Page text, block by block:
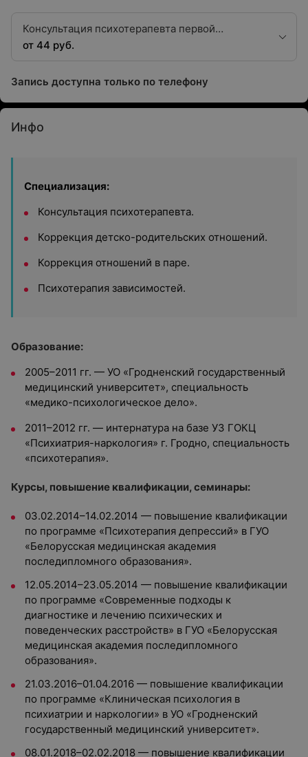
Консультация психотерапевта первой
квалификационной категории
от 44 руб.
Запись доступна только по телефону
Инфо
Специализация:
Консультация психотерапевта.
Коррекция детско-родительских отношений.
Коррекция отношений в паре.
Психотерапия зависимостей.
Образование:
2005–2011 гг. — УО «Гродненский государственный
медицинский университет», специальность
«медико-психологическое дело».
2011–2012 гг. — интернатура на базе УЗ ГОКЦ
«Психиатрия-наркология» г. Гродно, специальность
«психотерапия».
Курсы, повышение квалификации, семинары:
03.02.2014–14.02.2014 — повышение квалификации
по программе «Психотерапия депрессий» в ГУО
«Белорусская медицинская академия
последипломного образования».
12.05.2014–23.05.2014 — повышение квалификации
по программе «Современные подходы к
диагностике и лечению психических и
поведенческих расстройств» в ГУО «Белорусская
медицинская академия последипломного
образования».
21.03.2016–01.04.2016 — повышение квалификации
по программе «Клиническая психология в
психиатрии и наркологии» в УО «Гродненский
государственный медицинский университет».
08.01.2018–02.02.2018 — повышение квалификации